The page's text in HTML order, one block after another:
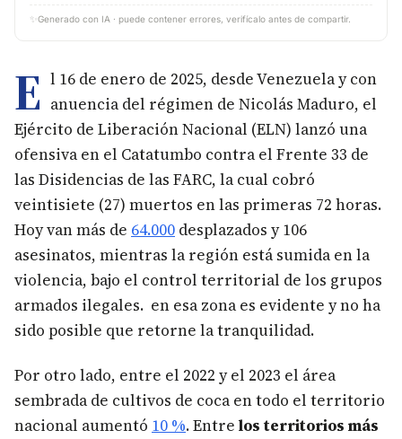
✨ Generado con IA · puede contener errores, verifícalo antes de compartir.
E l 16 de enero de 2025, desde Venezuela y con
anuencia del régimen de Nicolás Maduro, el
Ejército de Liberación Nacional (ELN) lanzó una
ofensiva en el Catatumbo contra el Frente 33 de
las Disidencias de las FARC, la cual cobró
veintisiete (27) muertos en las primeras 72 horas.
Hoy van más de 64.000 desplazados y 106
asesinatos, mientras la región está sumida en la
violencia, bajo el control territorial de los grupos
armados ilegales. en esa zona es evidente y no ha
sido posible que retorne la tranquilidad.
Por otro lado, entre el 2022 y el 2023 el área
sembrada de cultivos de coca en todo el territorio
nacional aumentó 10 %. Entre los territorios más